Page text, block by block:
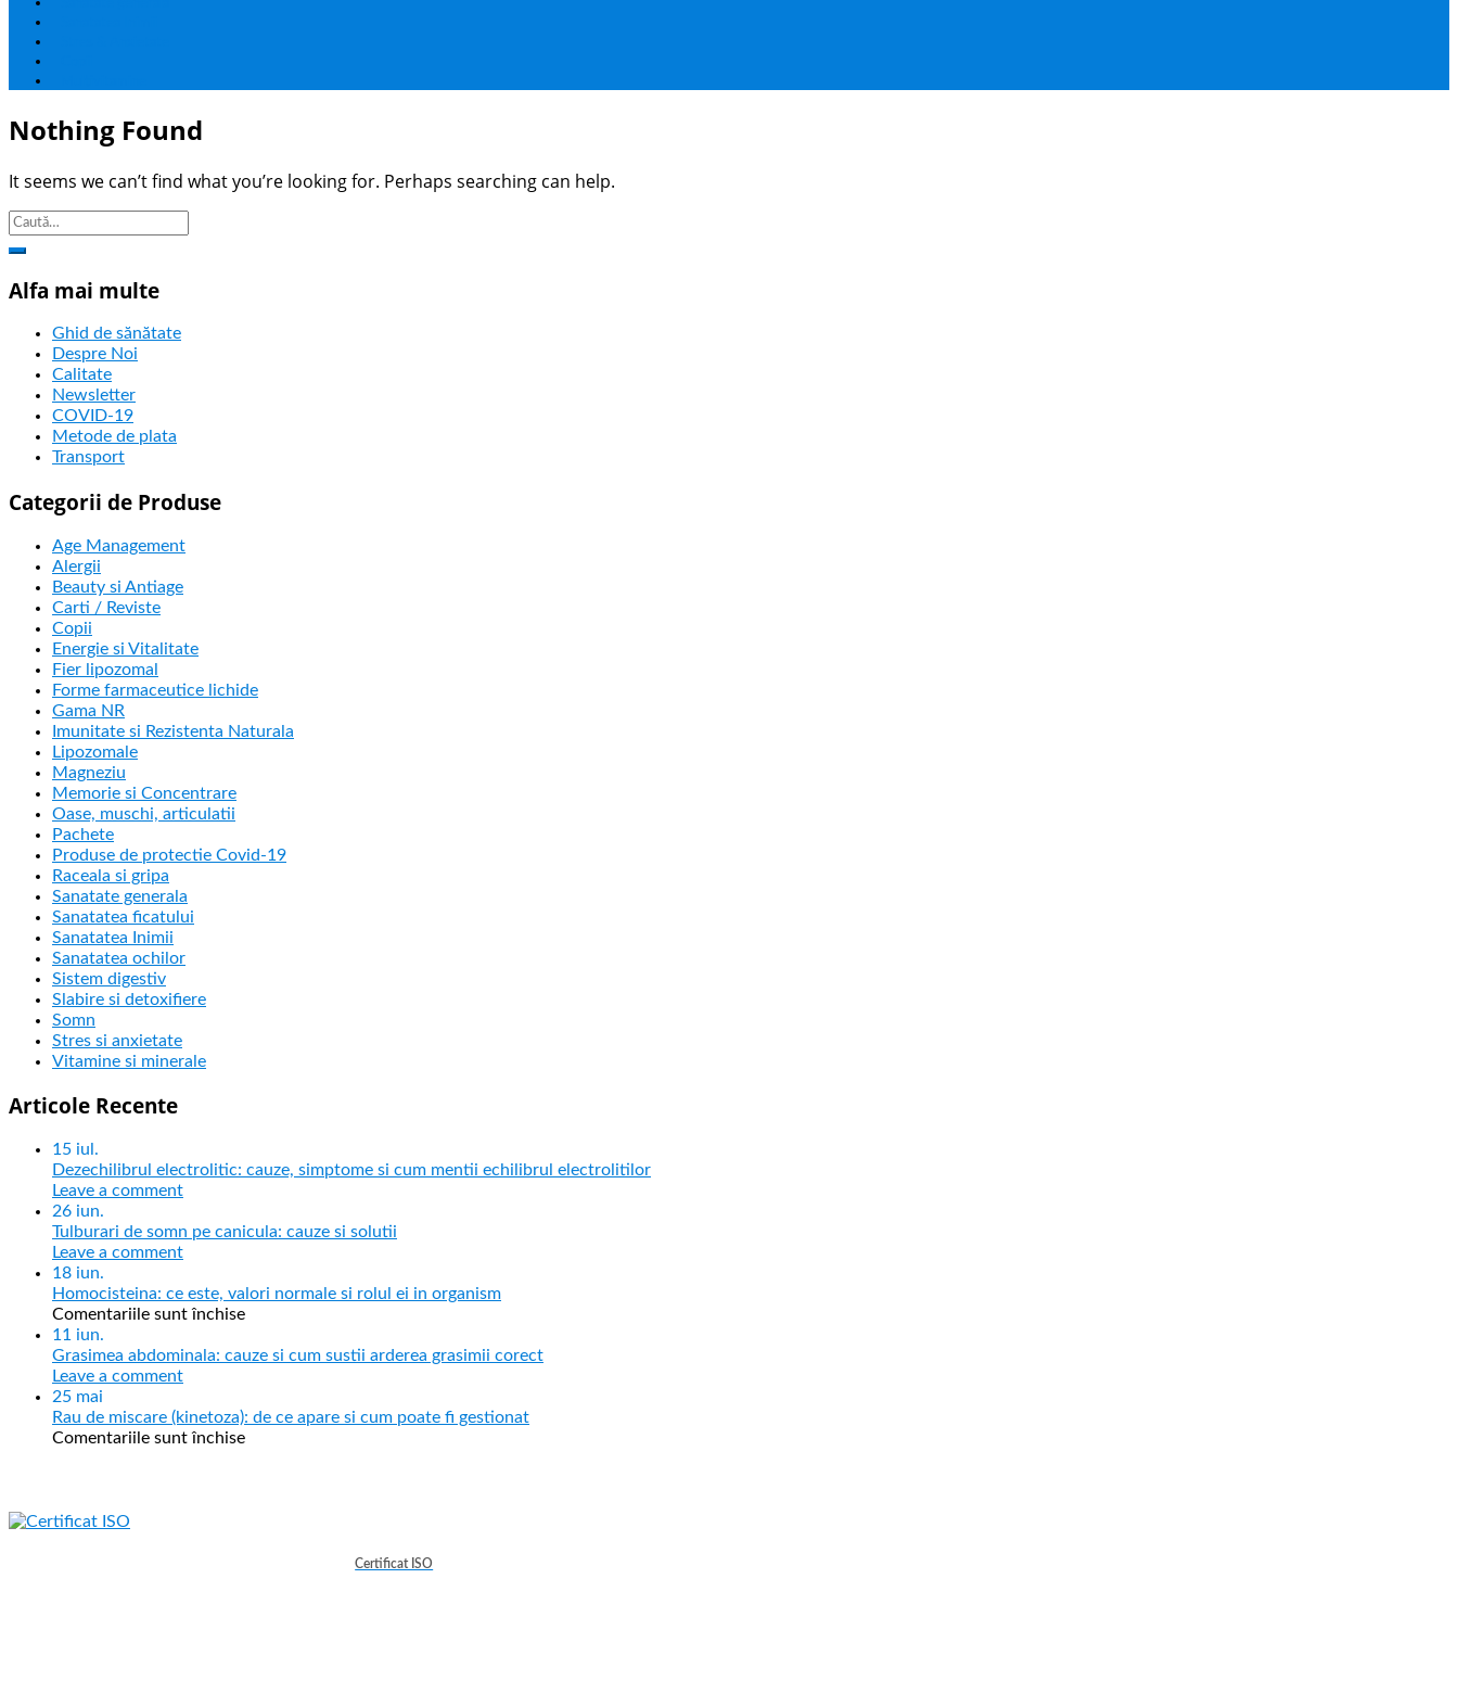
Nothing Found
It seems we can’t find what you’re looking for. Perhaps searching can help.
Alfa mai multe
Ghid de sănătate
Despre Noi
Calitate
Newsletter
COVID-19
Metode de plata
Transport
Categorii de Produse
Age Management
Alergii
Beauty si Antiage
Carti / Reviste
Copii
Energie si Vitalitate
Fier lipozomal
Forme farmaceutice lichide
Gama NR
Imunitate si Rezistenta Naturala
Lipozomale
Magneziu
Memorie si Concentrare
Oase, muschi, articulatii
Pachete
Produse de protectie Covid-19
Raceala si gripa
Sanatate generala
Sanatatea ficatului
Sanatatea Inimii
Sanatatea ochilor
Sistem digestiv
Slabire si detoxifiere
Somn
Stres si anxietate
Vitamine si minerale
Articole Recente
15 iul.
Dezechilibrul electrolitic: cauze, simptome si cum mentii echilibrul electrolitilor
Leave a comment
26 iun.
Tulburari de somn pe canicula: cauze si solutii
Leave a comment
18 iun.
Homocisteina: ce este, valori normale si rolul ei in organism
Comentariile sunt închise
11 iun.
Grasimea abdominala: cauze si cum sustii arderea grasimii corect
Leave a comment
25 mai
Rau de miscare (kinetoza): de ce apare si cum poate fi gestionat
Comentariile sunt închise
Certificat ISO